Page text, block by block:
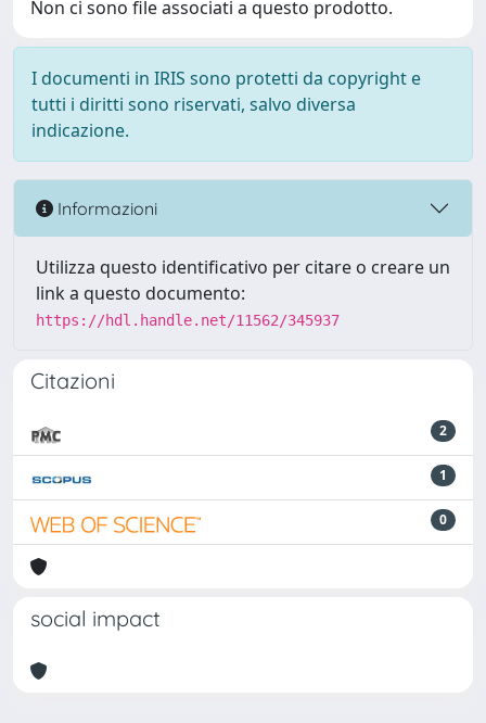
Non ci sono file associati a questo prodotto.
I documenti in IRIS sono protetti da copyright e
tutti i diritti sono riservati, salvo diversa
indicazione.
Informazioni
Utilizza questo identificativo per citare o creare un
link a questo documento:
https://hdl.handle.net/11562/345937
Citazioni
2
1
0
social impact